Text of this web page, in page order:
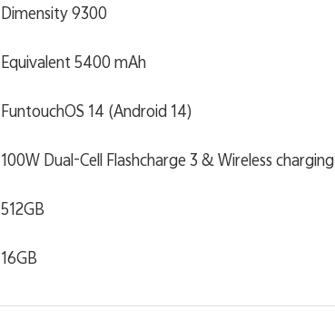
Dimensity 9300
Equivalent 5400 mAh
FuntouchOS 14 (Android 14)
100W Dual-Cell Flashcharge 3 & Wireless charging
512GB
16GB